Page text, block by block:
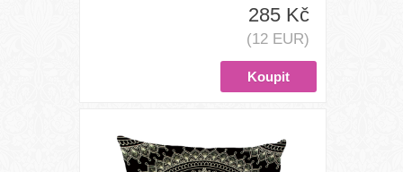
285 Kč
(12 EUR)